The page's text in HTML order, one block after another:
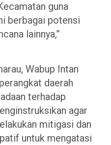
guna
berbagai potensi
lainnya,”
Wabup Intan
daerah
terhadap
agar
mitigasi dan
untuk mengatasi